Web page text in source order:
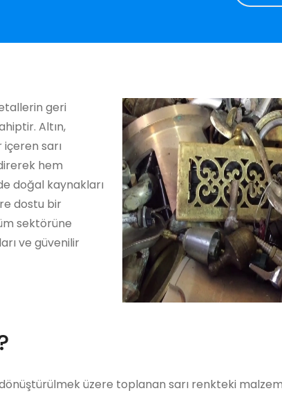
geri
Altın,
sarı
hem
doğal kaynakları
dostu bir
sektörüne
ve güvenilir
dönüştürülmek üzere toplanan sarı renkteki